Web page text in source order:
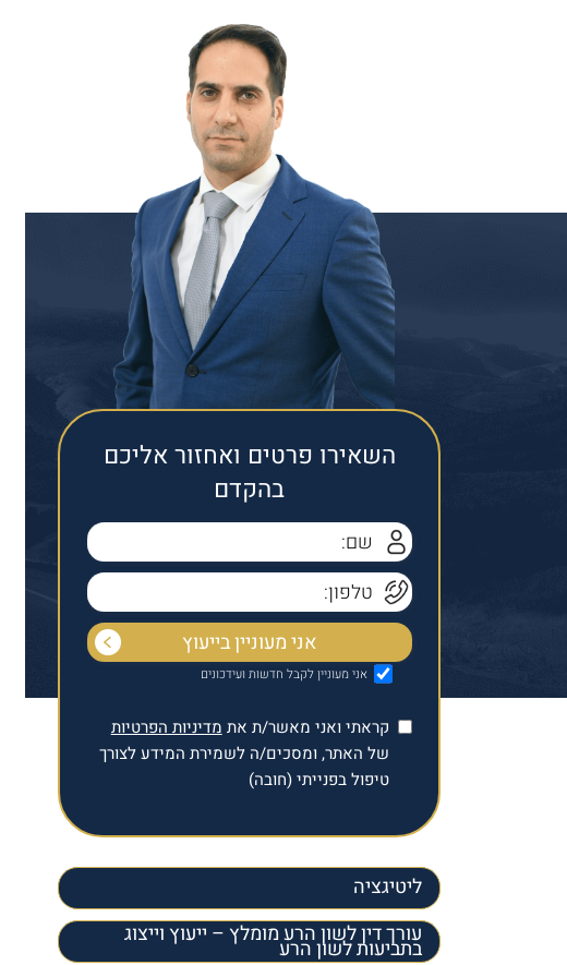
השאירו פרטים ואחזור אליכם
בהקדם
אני מעוניין לקבל חדשות ועידכונים
קראתי ואני מאשר/ת את מדיניות הפרטיות
של האתר, ומסכים/ה לשמירת המידע לצורך
טיפול בפנייתי (חובה)
ליטיגציה
עורך דין לשון הרע מומלץ – ייעוץ וייצוג
בתביעות לשון הרע